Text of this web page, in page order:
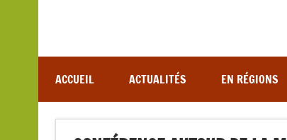
ACCUEIL ACTUALITÉS EN RÉGIONS